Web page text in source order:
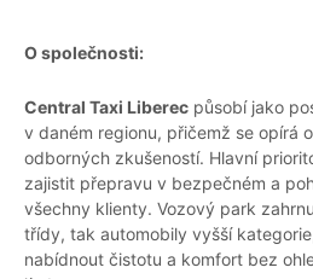
O společnosti:
Central Taxi Liberec působí jako
v daném regionu, přičemž se opírá
odborných zkušeností. Hlavní
zajistit přepravu v bezpečném a
všechny klienty. Vozový park
třídy, tak automobily vyšší
nabídnout čistotu a komfort bez